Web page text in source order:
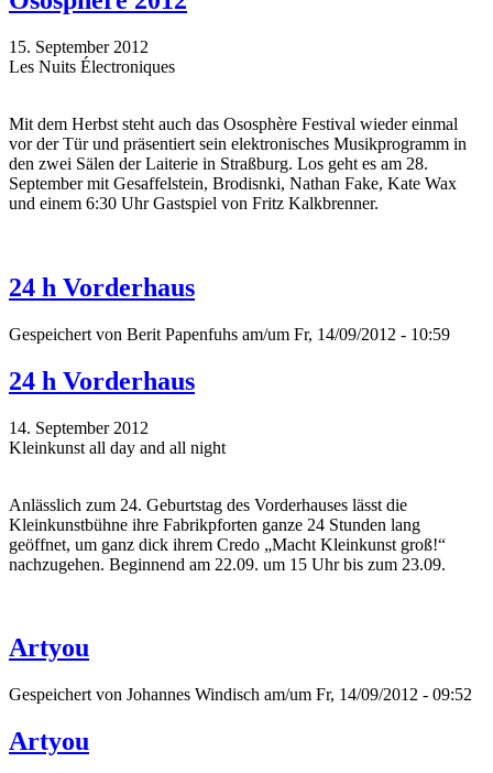
15. September 2012
Les Nuits Électroniques
Mit dem Herbst steht auch das Ososphère Festival wieder einmal
vor der Tür und präsentiert sein elektronisches Musikprogramm in
den zwei Sälen der Laiterie in Straßburg. Los geht es am 28.
September mit Gesaffelstein, Brodisnki, Nathan Fake, Kate Wax
und einem 6:30 Uhr Gastspiel von Fritz Kalkbrenner.
24 h Vorderhaus
Gespeichert von Berit Papenfuhs am/um Fr, 14/09/2012 - 10:59
24 h Vorderhaus
14. September 2012
Kleinkunst all day and all night
Anlässlich zum 24. Geburtstag des Vorderhauses lässt die
Kleinkunstbühne ihre Fabrikpforten ganze 24 Stunden lang
geöffnet, um ganz dick ihrem Credo „Macht Kleinkunst groß!“
nachzugehen. Beginnend am 22.09. um 15 Uhr bis zum 23.09.
Artyou
Gespeichert von Johannes Windisch am/um Fr, 14/09/2012 - 09:52
Artyou